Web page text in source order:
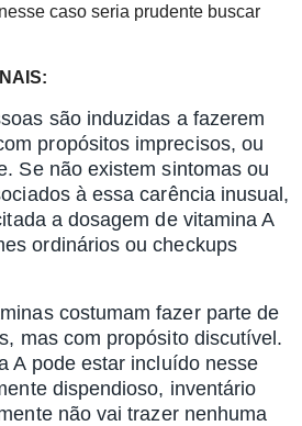
caso seria prudente buscar
são induzidas a fazerem
propósitos imprecisos, ou
Se não existem sintomas ou
à essa carência inusual,
a dosagem de vitamina A
ordinários ou checkups
costumam fazer parte de
mas com propósito discutível.
A pode estar incluído nesse
dispendioso, inventário
não vai trazer nenhuma